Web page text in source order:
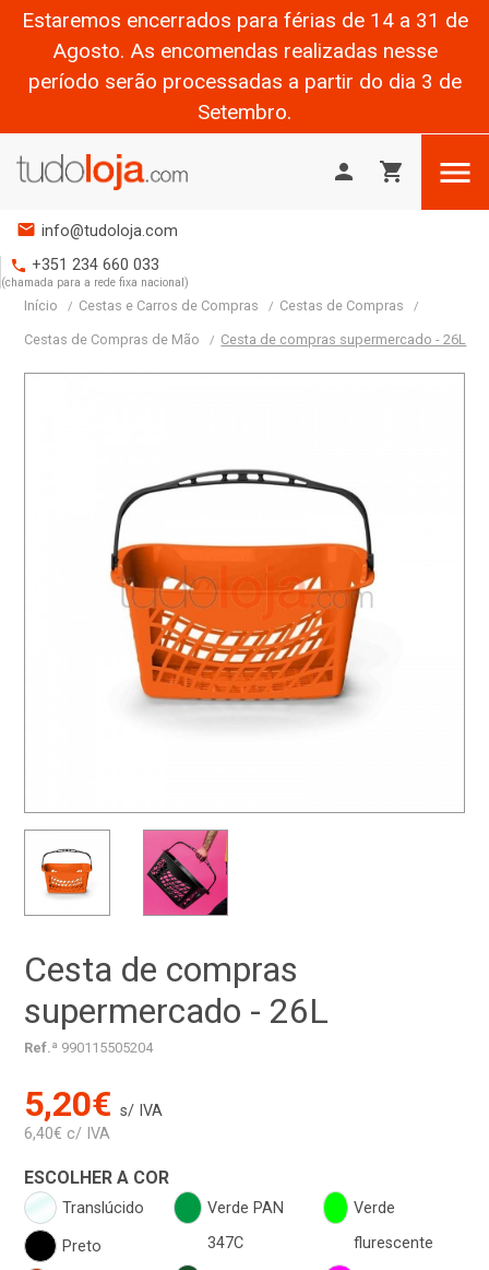
Estaremos encerrados para férias de 14 a 31 de
Agosto. As encomendas realizadas nesse
período serão processadas a partir do dia 3 de
Setembro.
person shopping_cart 
mail info@tudoloja.com
phone +351 234 660 033
(chamada para a rede fixa nacional)
Início Cestas e Carros de Compras Cestas de Compras
Cestas de Compras de Mão Cesta de compras supermercado - 26L
Cesta de compras
supermercado - 26L
Ref.ª 990115505204
5,20€ s/ IVA
6,40€ c/ IVA
ESCOLHER A COR
Translúcido
Preto
Verde PAN
347C
Verde
flurescente